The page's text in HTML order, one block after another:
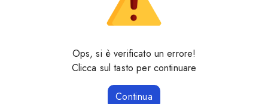
Ops, si è verificato un errore!
Clicca sul tasto per continuare
Continua